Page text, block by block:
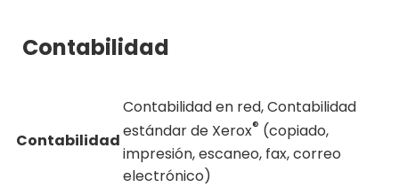
Contabilidad
Contabilidad
Contabilidad en red, Contabilidad
estándar de Xerox® (copiado,
impresión, escaneo, fax, correo
electrónico)